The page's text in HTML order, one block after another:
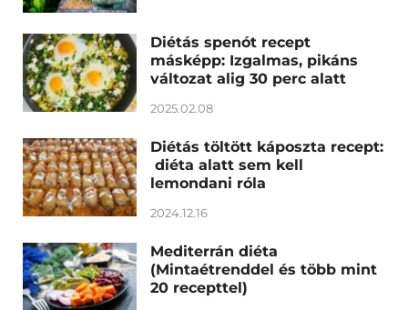
Diétás spenót recept
másképp: Izgalmas, pikáns
változat alig 30 perc alatt
2025.02.08
Diétás töltött káposzta recept:
diéta alatt sem kell
lemondani róla
2024.12.16
Mediterrán diéta
(Mintaétrenddel és több mint
20 recepttel)